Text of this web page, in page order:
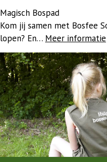
Magisch Bospad
Kom jij samen met Bosfee
lopen? En… Meer informatie